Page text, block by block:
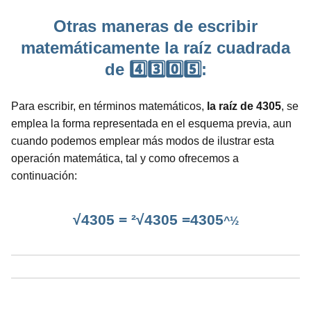
Otras maneras de escribir
matemáticamente la raíz cuadrada
de 4️⃣3️⃣0️⃣5️⃣:
Para escribir, en términos matemáticos, la raíz de 4305, se
emplea la forma representada en el esquema previa, aun
cuando podemos emplear más modos de ilustrar esta
operación matemática, tal y como ofrecemos a
continuación:
√4305 = ²√4305 =4305^½